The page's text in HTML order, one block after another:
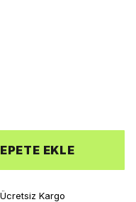
EKLE
Kargo